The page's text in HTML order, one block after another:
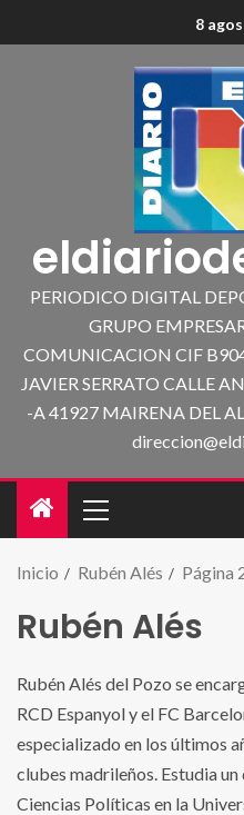
8
PERIODICO DIGITAL
GRUPO
COMUNICACION CIF
JAVIER SERRATO CALLE
-A 41927 MAIRENA DEL
Inicio Rubén Alés Página
Rubén Alés
Rubén Alés del Pozo se
RCD Espanyol y el FC
especializado en los últimos
clubes madrileños. Estudia
Ciencias Políticas en la